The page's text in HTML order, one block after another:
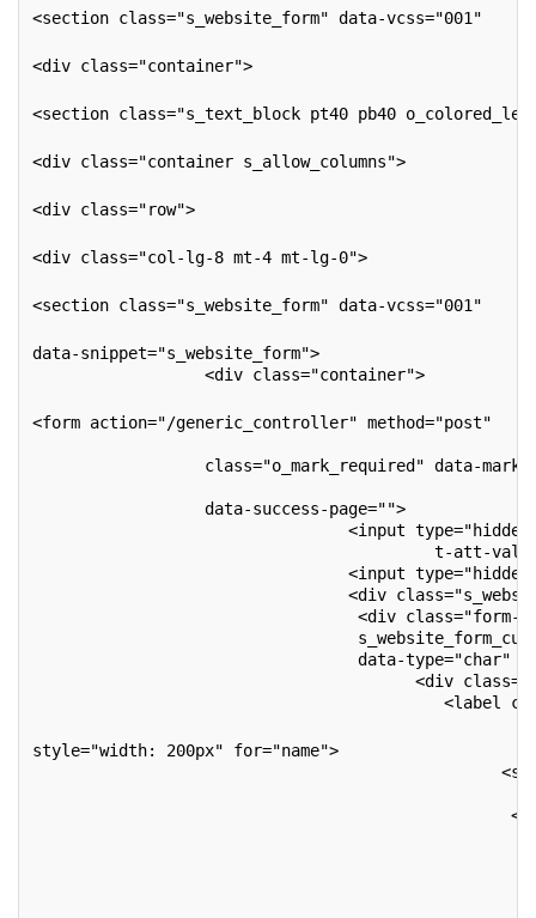
<section class="s_website_form" data-vcss="001"
<div class="container">
<section class="s_text_block pt40 pb40
<div class="container s_allow_columns">
<div class="row">
<div class="col-lg-8 mt-4 mt-lg-0">
<section class="s_website_form" data-vcss="001"
data-snippet="s_website_form">
<div class="container">
<form action="/generic_controller" method="post"
class="o_mark_required" data-
data-success-page="">
<input type="hidden"
t-att-
<input type="hidden"
<div class="s_website_form_rows
<div class="form-group col-12
s_website_form_custom
data-type="char" data-
<div class="row
<label class="col-form-label
style="width: 200px" for="name">
<span
</